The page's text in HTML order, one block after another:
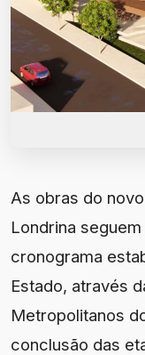
As obras do
Londrina
cronograma
Estado, através
Metropolitanos
conclusão das